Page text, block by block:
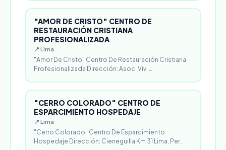
"AMOR DE CRISTO" CENTRO DE
RESTAURACIÓN CRISTIANA
PROFESIONALIZADA
📍 Lima
"Amor De Cristo" Centro De Restauración Cristiana
Profesionalizada Dirección: Asoc. Viv. …
"CERRO COLORADO" CENTRO DE
ESPARCIMIENTO HOSPEDAJE
📍 Lima
"Cerro Colorado" Centro De Esparcimiento
Hospedaje Dirección: Cieneguilla Km 31 Lima, Per…